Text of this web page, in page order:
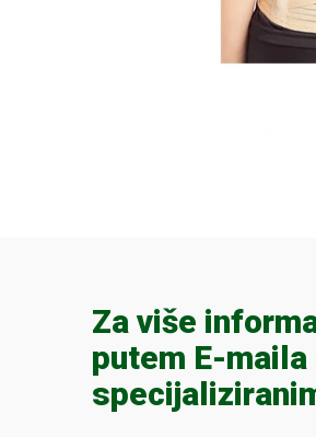
Za više
putem E-